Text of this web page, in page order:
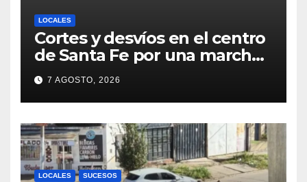
LOCALES
Cortes y desvíos en el centro
de Santa Fe por una marcha
de organizaciones sociales y
sindicales
7 AGOSTO, 2026
LOCALES SUCESOS